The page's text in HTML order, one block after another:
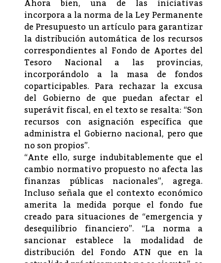
Ahora bien, una de las iniciativas
incorpora a la norma de la Ley Permanente
de Presupuesto un artículo para garantizar
la distribución automática de los recursos
correspondientes al Fondo de Aportes del
Tesoro Nacional a las provincias,
incorporándolo a la masa de fondos
coparticipables. Para rechazar la excusa
del Gobierno de que puedan afectar el
superávit fiscal, en el texto se resalta: “Son
recursos con asignación específica que
administra el Gobierno nacional, pero que
no son propios”.
“Ante ello, surge indubitablemente que el
cambio normativo propuesto no afecta las
finanzas públicas nacionales”, agrega.
Incluso señala que el contexto económico
amerita la medida porque el fondo fue
creado para situaciones de “emergencia y
desequilibrio financiero”. “La norma a
sancionar establece la modalidad de
distribución del Fondo ATN que en la